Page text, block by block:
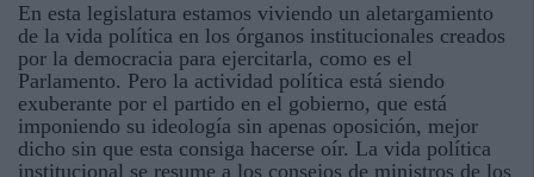
En esta legislatura estamos viviendo un aletargamiento
de la vida política en los órganos institucionales creados
por la democracia para ejercitarla, como es el
Parlamento. Pero la actividad política está siendo
exuberante por el partido en el gobierno, que está
imponiendo su ideología sin apenas oposición, mejor
dicho sin que esta consiga hacerse oír. La vida política
institucional se resume a los consejos de ministros de los